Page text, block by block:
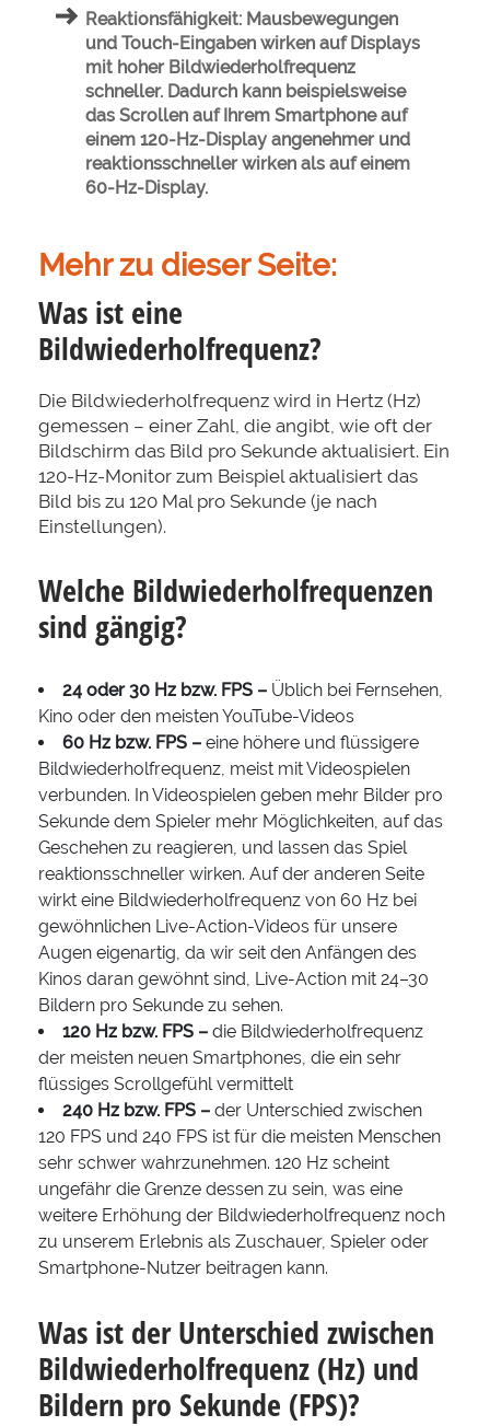
Reaktionsfähigkeit: Mausbewegungen
und Touch-Eingaben wirken auf Displays
mit hoher Bildwiederholfrequenz
schneller. Dadurch kann beispielsweise
das Scrollen auf Ihrem Smartphone auf
einem 120-Hz-Display angenehmer und
reaktionsschneller wirken als auf einem
60-Hz-Display.
Mehr zu dieser Seite:
Was ist eine
Bildwiederholfrequenz?
Die Bildwiederholfrequenz wird in Hertz (Hz)
gemessen – einer Zahl, die angibt, wie oft der
Bildschirm das Bild pro Sekunde aktualisiert. Ein
120-Hz-Monitor zum Beispiel aktualisiert das
Bild bis zu 120 Mal pro Sekunde (je nach
Einstellungen).
Welche Bildwiederholfrequenzen
sind gängig?
24 oder 30 Hz bzw. FPS – Üblich bei Fernsehen,
Kino oder den meisten YouTube-Videos
60 Hz bzw. FPS – eine höhere und flüssigere
Bildwiederholfrequenz, meist mit Videospielen
verbunden. In Videospielen geben mehr Bilder pro
Sekunde dem Spieler mehr Möglichkeiten, auf das
Geschehen zu reagieren, und lassen das Spiel
reaktionsschneller wirken. Auf der anderen Seite
wirkt eine Bildwiederholfrequenz von 60 Hz bei
gewöhnlichen Live-Action-Videos für unsere
Augen eigenartig, da wir seit den Anfängen des
Kinos daran gewöhnt sind, Live-Action mit 24–30
Bildern pro Sekunde zu sehen.
120 Hz bzw. FPS – die Bildwiederholfrequenz
der meisten neuen Smartphones, die ein sehr
flüssiges Scrollgefühl vermittelt
240 Hz bzw. FPS – der Unterschied zwischen
120 FPS und 240 FPS ist für die meisten Menschen
sehr schwer wahrzunehmen. 120 Hz scheint
ungefähr die Grenze dessen zu sein, was eine
weitere Erhöhung der Bildwiederholfrequenz noch
zu unserem Erlebnis als Zuschauer, Spieler oder
Smartphone-Nutzer beitragen kann.
Was ist der Unterschied zwischen
Bildwiederholfrequenz (Hz) und
Bildern pro Sekunde (FPS)?